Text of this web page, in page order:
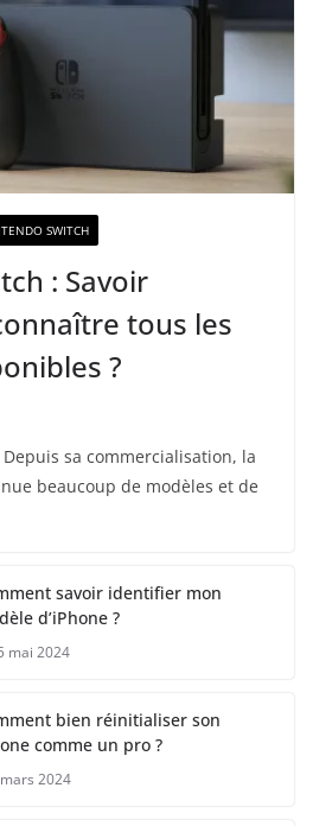
SWITCH
: Savoir
tous les
?
sa commercialisation, la
beaucoup de modèles et de
savoir identifier mon
d’iPhone ?
mai 2024
bien réinitialiser son
comme un pro ?
2024